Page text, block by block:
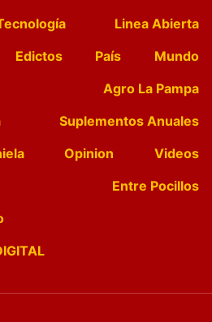
Linea Abierta
Edictos País
Mundo
Agro La Pampa
Suplementos Anuales
Opinion
Videos
Entre Pocillos